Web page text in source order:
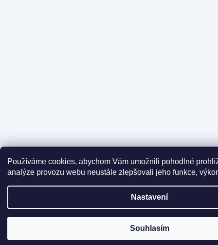
Používáme cookies, abychom Vám umožnili pohodlné
analýze provozu webu neustále zlepšovali jeho funkce,
Nastavení
Souhlasím